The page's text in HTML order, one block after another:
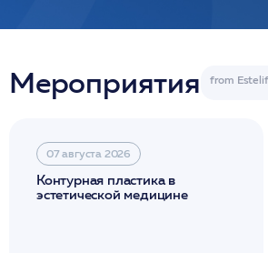
Мероприятия
07 августа 2026
Контурная пластика в
эстетической медицине